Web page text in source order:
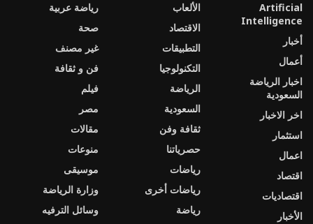
Artificial
Intelligence
أخبار
أعمال
اخبار الرياضة
السعودية
اخر الاخبار
استثمار
اعمال
اقتصاد
اقتصاديات
الأخبار
الألعاب
الاقتصاد
التطبيقات
التكنولوجيا
الرياضة
السعودية
ثقافة وفن
حصرياتنا
رياضات
رياضات أخرى
رياضة
رياضة عربية
صحة
غير مصنف
فن و ثقافة
فيلم
مصر
مقالات
منوعات
موسيقى
وزارة الرياضة
وسائل الترفيه